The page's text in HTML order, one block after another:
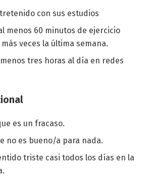
con sus estudios
menos 60 minutos de ejercicio
veces la última semana.
tres horas al día en redes
es un fracaso.
no es bueno/a para nada.
triste casi todos los días en la